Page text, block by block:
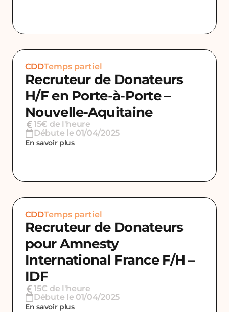
CDDTemps partiel
Recruteur de Donateurs
H/F en Porte-à-Porte –
Nouvelle-Aquitaine
15€ de l'heure
Débute le 01/04/2025
En savoir plus
CDDTemps partiel
Recruteur de Donateurs
pour Amnesty
International France F/H –
IDF
15€ de l'heure
Débute le 01/04/2025
En savoir plus